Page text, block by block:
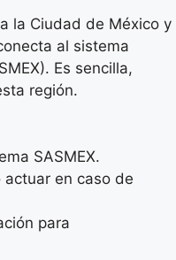
la Ciudad de México y
al sistema
Es sencilla,
región.
SASMEX.
en caso de
para